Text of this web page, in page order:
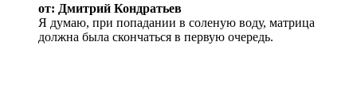
от: Дмитрий Кондратьев
Я думаю, при попадании в соленую воду, матрица
должна была скончаться в первую очередь.